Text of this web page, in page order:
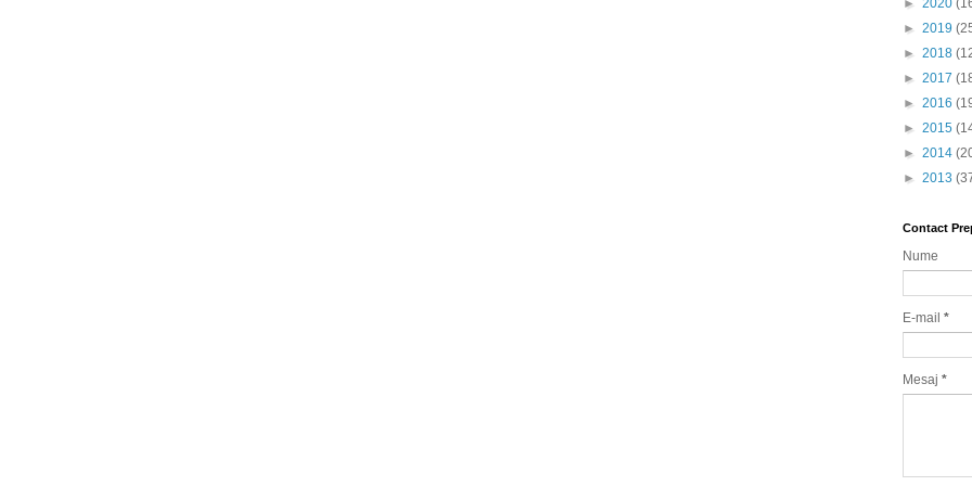
► 2020
► 2019
► 2018
► 2017
► 2016
► 2015
► 2014
► 2013
Contact
Nume
E-mail *
Mesaj *